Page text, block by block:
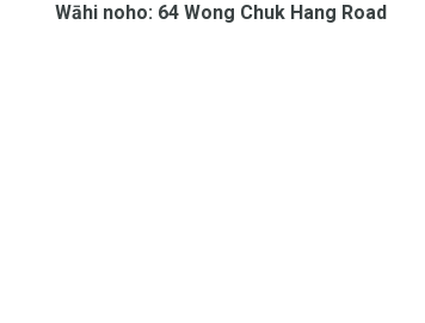
Wāhi noho: 64 Wong Chuk Hang Road